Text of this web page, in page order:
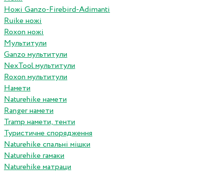
Ножі Ganzo-Firebird-Adimanti
Ruike ножі
Roxon ножi
Мультитули
Ganzo мультитули
NexTool мультитули
Roxon мультитули
Намети
Naturehike намети
Ranger намети
Tramp намети, тенти
Туристичне спорядження
Naturehike спальні мішки
Naturehike гамаки
Naturehike матраци